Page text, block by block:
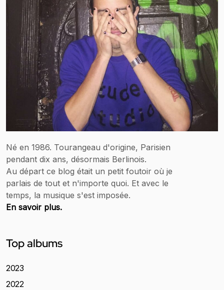
Né en 1986. Tourangeau d'origine, Parisien
pendant dix ans, désormais Berlinois.
Au départ ce blog était un petit foutoir où je
parlais de tout et n'importe quoi. Et avec le
temps, la musique s'est imposée.
En savoir plus.
Top albums
2023
2022